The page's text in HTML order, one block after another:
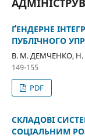
ҐЕНДЕРНЕ
ПУБЛІЧНОГО
В. М. ДЕМЧЕНКО,
149-155
PDF
СКЛАДОВІ
СОЦІАЛЬНИМ